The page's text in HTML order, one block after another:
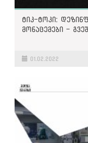
ტიკ-ტოკი:
მონაცემები -
01.02.2022